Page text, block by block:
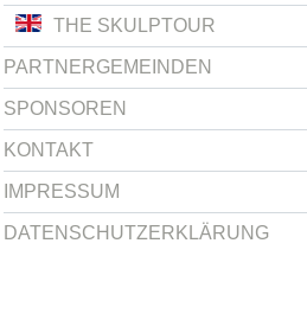
THE SKULPTOUR
PARTNERGEMEINDEN
SPONSOREN
KONTAKT
IMPRESSUM
DATENSCHUTZERKLÄRUNG